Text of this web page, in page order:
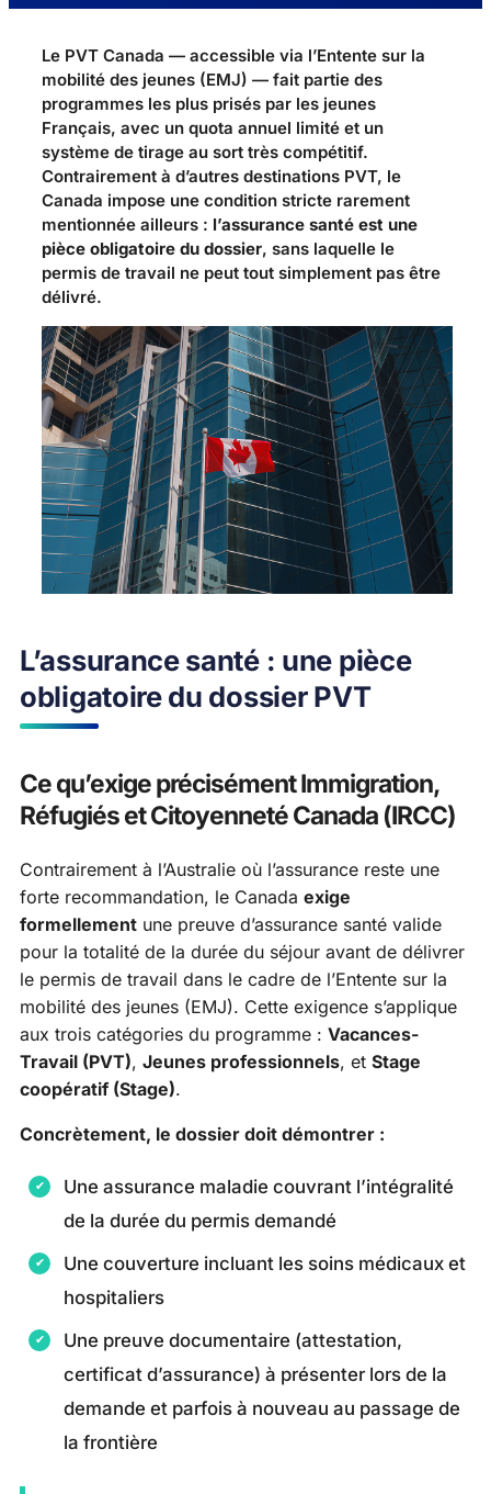
Le PVT Canada — accessible via l’Entente sur la
mobilité des jeunes (EMJ) — fait partie des
programmes les plus prisés par les jeunes
Français, avec un quota annuel limité et un
système de tirage au sort très compétitif.
Contrairement à d’autres destinations PVT, le
Canada impose une condition stricte rarement
mentionnée ailleurs : l’assurance santé est une
pièce obligatoire du dossier, sans laquelle le
permis de travail ne peut tout simplement pas être
délivré.
L’assurance santé : une pièce
obligatoire du dossier PVT
Ce qu’exige précisément Immigration,
Réfugiés et Citoyenneté Canada (IRCC)
Contrairement à l’Australie où l’assurance reste une
forte recommandation, le Canada exige
formellement une preuve d’assurance santé valide
pour la totalité de la durée du séjour avant de délivrer
le permis de travail dans le cadre de l’Entente sur la
mobilité des jeunes (EMJ). Cette exigence s’applique
aux trois catégories du programme : Vacances-
Travail (PVT), Jeunes professionnels, et Stage
coopératif (Stage).
Concrètement, le dossier doit démontrer :
Une assurance maladie couvrant l’intégralité
de la durée du permis demandé
Une couverture incluant les soins médicaux et
hospitaliers
Une preuve documentaire (attestation,
certificat d’assurance) à présenter lors de la
demande et parfois à nouveau au passage de
la frontière